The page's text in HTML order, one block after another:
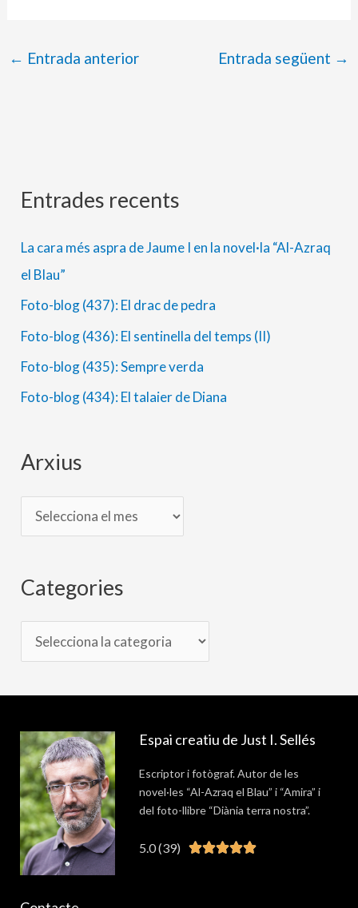
← Entrada anterior Entrada següent →
Entrades recents
La cara més aspra de Jaume I en la novel·la “Al-Azraq
el Blau”
Foto-blog (437): El drac de pedra
Foto-blog (436): El sentinella del temps (II)
Foto-blog (435): Sempre verda
Foto-blog (434): El talaier de Diana
Arxius
A
x
i
u
s
Categories
C
t
e
g
o
r
i
Espai creatiu de Just I. Sellés
Escriptor i fotògraf. Autor de les
novel·les “Al-Azraq el Blau” i “Amira” i
del foto-llibre “Diània terra nostra”.
5.0 (39) Valorat